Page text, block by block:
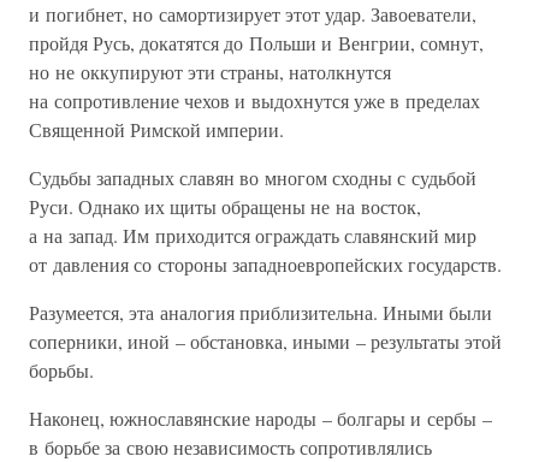
и погибнет, но самортизирует этот удар. Завоеватели,
пройдя Русь, докатятся до Польши и Венгрии, сомнут,
но не оккупируют эти страны, натолкнутся
на сопротивление чехов и выдохнутся уже в пределах
Священной Римской империи.
Судьбы западных славян во многом сходны с судьбой
Руси. Однако их щиты обращены не на восток,
а на запад. Им приходится ограждать славянский мир
от давления со стороны западноевропейских государств.
Разумеется, эта аналогия приблизительна. Иными были
соперники, иной – обстановка, иными – результаты этой
борьбы.
Наконец, южнославянские народы – болгары и сербы –
в борьбе за свою независимость сопротивлялись